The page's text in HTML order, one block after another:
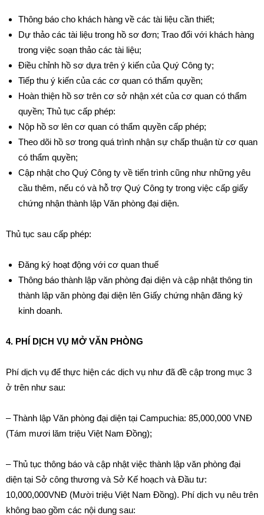
Thông báo cho khách hàng về các tài liệu cần thiết;
Dự thảo các tài liệu trong hồ sơ đơn; Trao đổi với khách hàng
trong việc soạn thảo các tài liệu;
Điều chỉnh hồ sơ dựa trên ý kiến của Quý Công ty;
Tiếp thu ý kiến của các cơ quan có thẩm quyền;
Hoàn thiện hồ sơ trên cơ sở nhận xét của cơ quan có thẩm
quyền; Thủ tục cấp phép:
Nộp hồ sơ lên cơ quan có thẩm quyền cấp phép;
Theo dõi hồ sơ trong quá trình nhận sự chấp thuận từ cơ quan
có thẩm quyền;
Cập nhật cho Quý Công ty về tiến trình cũng như những yêu
cầu thêm, nếu có và hỗ trợ Quý Công ty trong việc cấp giấy
chứng nhận thành lập Văn phòng đại diện.
Thủ tục sau cấp phép:
Đăng ký hoạt động với cơ quan thuế
Thông báo thành lập văn phòng đại diện và cập nhật thông tin
thành lập văn phòng đại diện lên Giấy chứng nhận đăng ký
kinh doanh.
4. PHÍ DỊCH VỤ MỞ VĂN PHÒNG
Phí dịch vụ để thực hiện các dịch vụ như đã đề cập trong mục 3
ở trên như sau:
– Thành lập Văn phòng đại diện tại Campuchia: 85,000,000 VNĐ
(Tám mươi lăm triệu Việt Nam Đồng);
– Thủ tục thông báo và cập nhật việc thành lập văn phòng đại
diện tại Sở công thương và Sở Kế hoạch và Đầu tư:
10,000,000VNĐ (Mười triệu Việt Nam Đồng). Phí dịch vụ nêu trên
không bao gồm các nội dung sau: